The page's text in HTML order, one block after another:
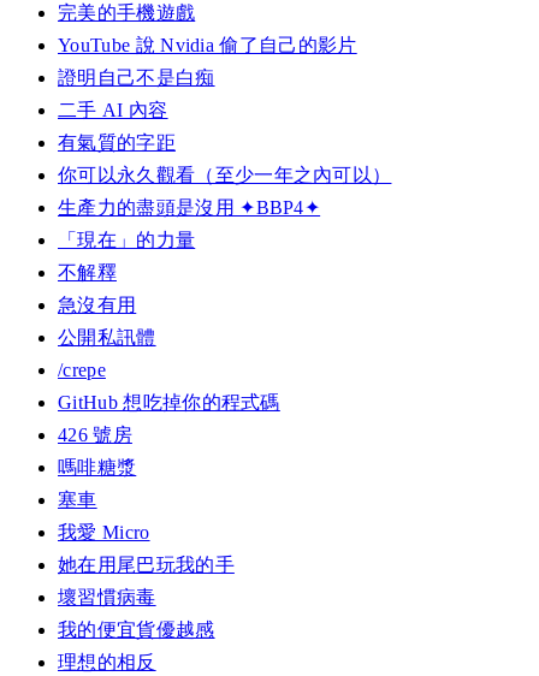
完美的手機遊戲
YouTube 說 Nvidia 偷了自己的影片
證明自己不是白痴
二手 AI 內容
有氣質的字距
你可以永久觀看（至少一年之內可以）
生產力的盡頭是沒用 ✦BBP4✦
「現在」的力量
不解釋
急沒有用
公開私訊體
/crepe
GitHub 想吃掉你的程式碼
426 號房
嗎啡糖漿
塞車
我愛 Micro
她在用尾巴玩我的手
壞習慣病毒
我的便宜貨優越感
理想的相反